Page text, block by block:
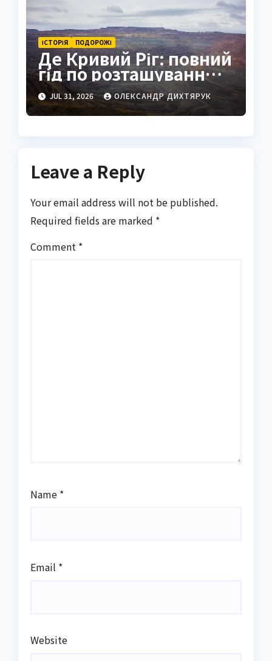
ІСТОРІЯ ПОДОРОЖІ
Де Кривий Ріг: повний
гід по розташуванню,
історії та життю міста
JUL 31, 2026 ОЛЕКСАНДР ДИХТЯРУК
Leave a Reply
Your email address will not be published.
Required fields are marked *
Comment *
Name *
Email *
Website